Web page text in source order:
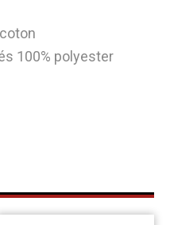
100% polyester